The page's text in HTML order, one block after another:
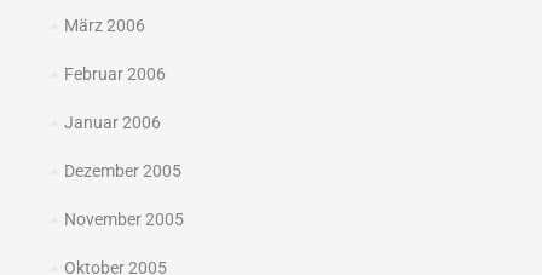
März 2006
Februar 2006
Januar 2006
Dezember 2005
November 2005
Oktober 2005